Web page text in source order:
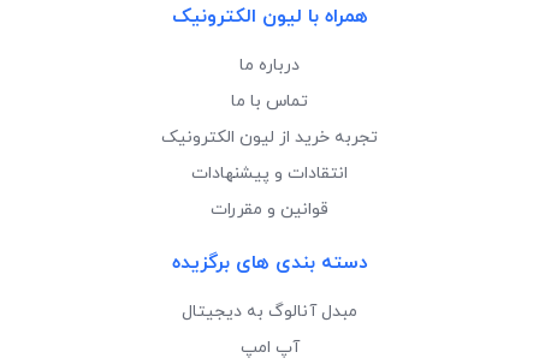
همراه با لیون الکترونیک
درباره ما
تماس با ما
تجربه خرید از لیون الکترونیک
انتقادات و پیشنهادات
قوانین و مقررات
دسته بندی های برگزیده
مبدل آنالوگ به دیجیتال
آپ امپ